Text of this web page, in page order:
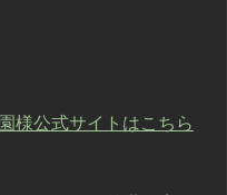
様公式サイトはこちら